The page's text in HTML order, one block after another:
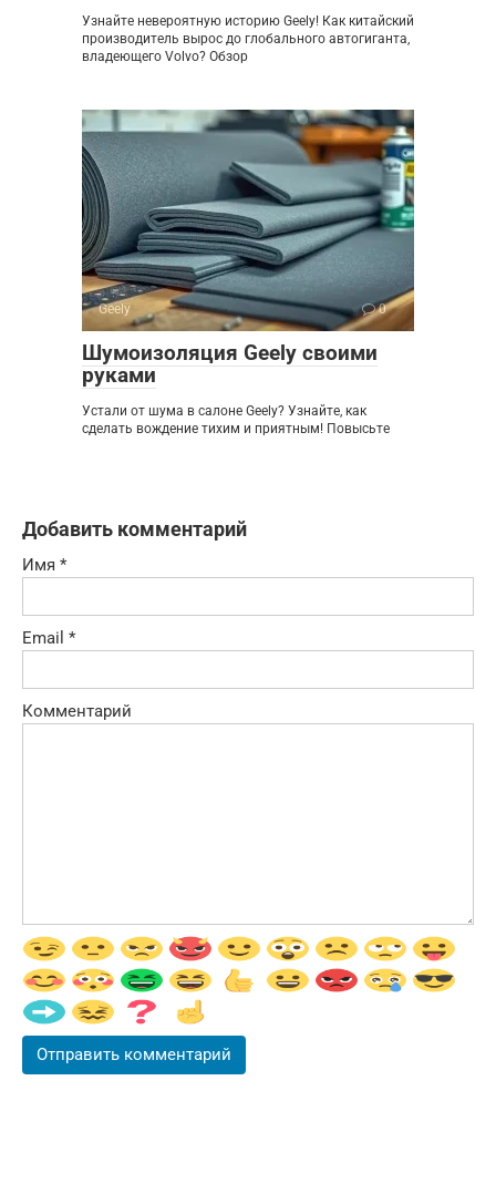
Узнайте невероятную историю Geely! Как китайский
производитель вырос до глобального автогиганта,
владеющего Volvo? Обзор
Geely 0
Шумоизоляция Geely своими
руками
Устали от шума в салоне Geely? Узнайте, как
сделать вождение тихим и приятным! Повысьте
Добавить комментарий
Имя *
Email *
Комментарий